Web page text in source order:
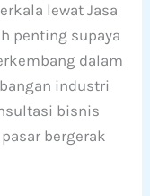
lewat Jasa
penting supaya
dalam
industri
bisnis
bergerak